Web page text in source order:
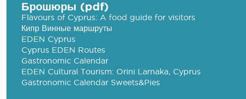
Брошюры (pdf)
Flavours of Cyprus: A food guide for visitors
Кипр Винные маршруты
EDEN Cyprus
Cyprus EDEN Routes
Gastronomic Calendar
EDEN Cultural Tourism: Orini Larnaka, Cyprus
Gastronomic Calendar Sweets&Pies